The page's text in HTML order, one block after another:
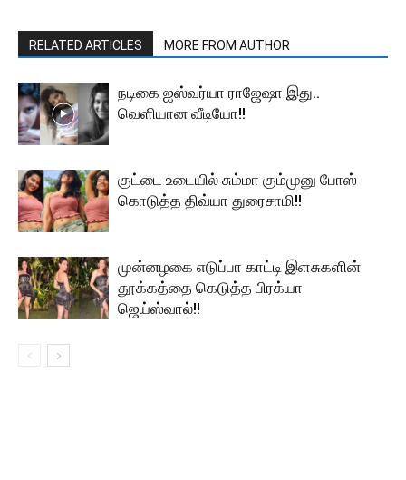
RELATED ARTICLES MORE FROM AUTHOR
நடிகை ஐஸ்வர்யா ராஜேஷா இது..
வெளியான வீடியோ!!
குட்டை உடையில் சும்மா கும்முனு போஸ்
கொடுத்த திவ்யா துரைசாமி!!
முன்னழகை எடுப்பா காட்டி இளசுகளின்
தூக்கத்தை கெடுத்த பிரக்யா
ஜெய்ஸ்வால்!!